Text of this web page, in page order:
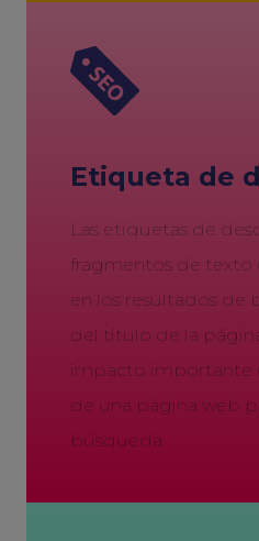
Etiqueta de
Las etiquetas de
fragmentos de texto
en los resultados de
del título de la
impacto importante
de una página web
búsqueda.